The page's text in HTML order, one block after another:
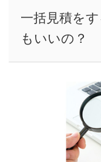
一括見積を
もいいの？